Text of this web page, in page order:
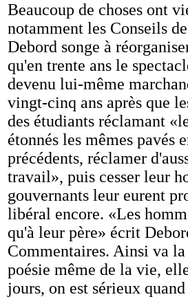
Beaucoup de choses ont
notamment les Conseils
Debord songe à
qu'en trente ans le
devenu lui-même
vingt-cinq ans après que
des étudiants réclamant
étonnés les mêmes pavés
précédents, réclamer
travail», puis cesser leur
gouvernants leur eurent
libéral encore. «Les
qu'à leur père» écrit
Commentaires. Ainsi va
poésie même de la vie,
jours, on est sérieux